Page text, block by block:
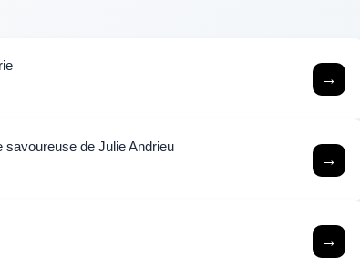
→
de Julie Andrieu
→
→